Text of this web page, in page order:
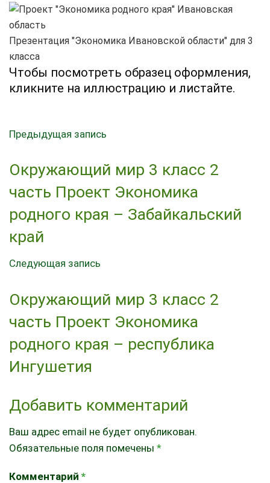
Презентация "Экономика Ивановской области" для 3
класса
Чтобы посмотреть образец оформления,
кликните на иллюстрацию и листайте.
Предыдущая запись
Окружающий мир 3 класс 2
часть Проект Экономика
родного края – Забайкальский
край
Следующая запись
Окружающий мир 3 класс 2
часть Проект Экономика
родного края – республика
Ингушетия
Добавить комментарий
Ваш адрес email не будет опубликован.
Обязательные поля помечены *
Комментарий *